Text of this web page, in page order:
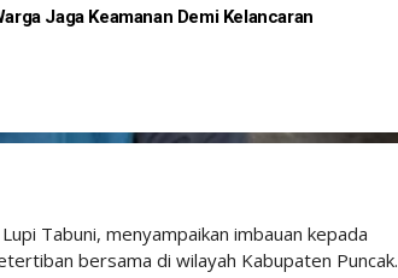
Jaga Keamanan Demi Kelancaran
Tabuni, menyampaikan imbauan kepada
bersama di wilayah Kabupaten Puncak.